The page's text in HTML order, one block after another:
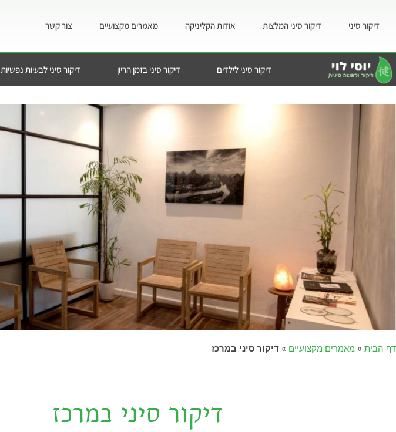
דיקור סיני דיקור סיני המלצות אודות הקליניקה מאמרים מקצועיים צור קשר
דיקור סיני לילדים דיקור סיני בזמן הריון דיקור סיני לבעיות נפשיות
דף הבית » מאמרים מקצועיים » דיקור סיני במרכז
דיקור סיני במרכז